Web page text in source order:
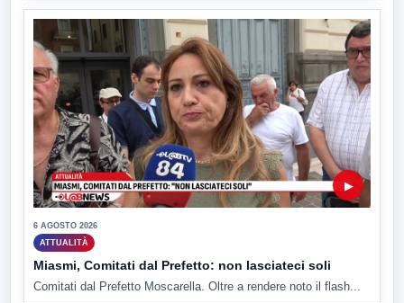
▶
6 AGOSTO 2026
ATTUALITÀ
Miasmi, Comitati dal Prefetto: non lasciateci soli
Comitati dal Prefetto Moscarella. Oltre a rendere noto il flash...